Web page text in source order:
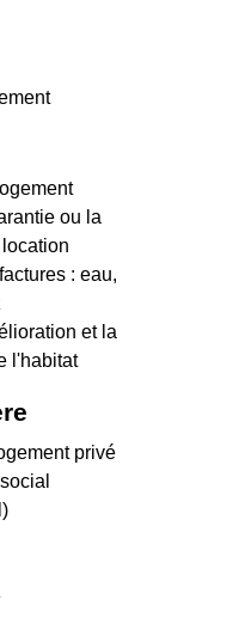
ou la
: eau,
et la
l'habitat
privé